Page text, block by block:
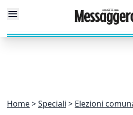
Home Speciali Elezioni